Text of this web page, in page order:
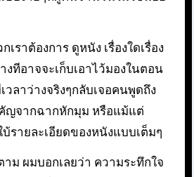
เราต้องการ ดูหนัง เรื่องใดเรื่อง
ทีอาจจะเก็บเอาไว้มองในตอน
ลาว่างจริงๆกลับเจอคนพูดถึง
ญจากฉากหักมุม หรือแม้แต่
รายละเอียดของหนังแบบเต็มๆ
ม ผมบอกเลยว่า ความระทึกใจ